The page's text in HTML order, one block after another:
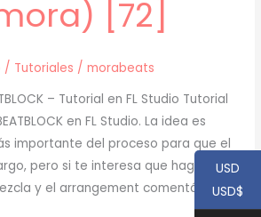
[72]
/ Tutoriales /morabeats
– Tutorial en FL Studio Tutorial
en FL Studio. La idea es
importante del proceso para que el
pero si te interesa que haga uno
y el arrangement comentá en
USD
USD$